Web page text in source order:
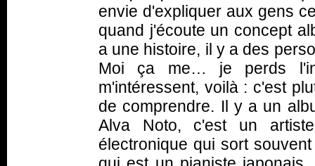
envie d'expliquer aux gens
quand j'écoute un concept
a une histoire, il y a des
Moi ça me… je perds
m'intéressent, voilà : c'est
de comprendre. Il y a un
Alva Noto, c'est un
électronique qui sort